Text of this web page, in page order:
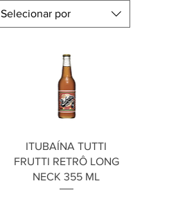
Selecionar por
ITUBAÍNA TUTTI
FRUTTI RETRÔ LONG
NECK 355 ML